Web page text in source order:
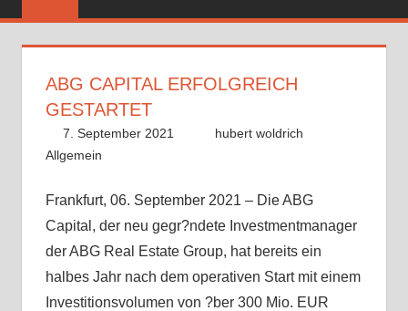
ABG CAPITAL ERFOLGREICH
GESTARTET
7. September 2021
hubert woldrich
Allgemein
Frankfurt, 06. September 2021 – Die ABG
Capital, der neu gegr?ndete Investmentmanager
der ABG Real Estate Group, hat bereits ein
halbes Jahr nach dem operativen Start mit einem
Investitionsvolumen von ?ber 300 Mio. EUR